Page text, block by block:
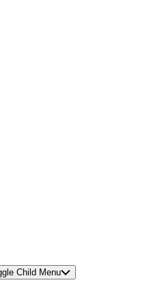
Child Menu